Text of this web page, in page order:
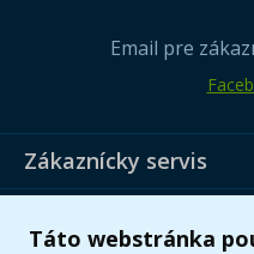
Táto webstránka
Email pre
Zákaznícky servis